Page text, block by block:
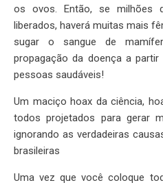
os ovos. Então, se milhões
liberados, haverá muitas mais
sugar o sangue de
propagação da doença a
pessoas saudáveis!
Um maciço hoax da ciência,
todos projetados para gerar
ignorando as verdadeiras
brasileiras
Uma vez que você coloque